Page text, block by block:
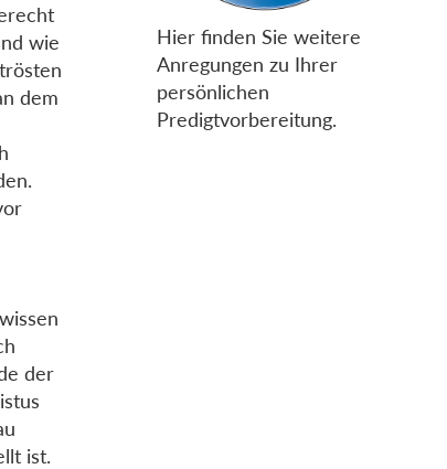
wie
dem
der
ist.
Hier finden Sie weitere
Anregungen zu Ihrer
persönlichen
Predigtvorbereitung.